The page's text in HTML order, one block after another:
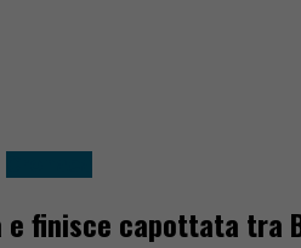
finisce capottata tra